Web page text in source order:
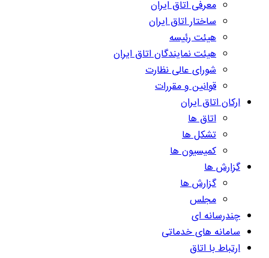
معرفی اتاق ایران
ساختار اتاق ایران
هیئت رئیسه
هیئت نمایندگان اتاق ایران
شورای عالی نظارت
قوانین و مقررات
ارکان اتاق ایران
اتاق ها
تشکل ها
کمیسیون ها
گزارش ها
گزارش ها
مجلس
چندرسانه ای
سامانه های خدماتی
ارتباط با اتاق